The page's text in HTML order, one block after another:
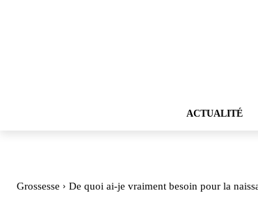
ACTUALITÉ
Grossesse De quoi ai-je vraiment besoin pour la